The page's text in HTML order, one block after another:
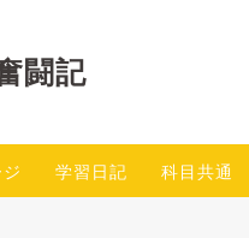
闘記
学習日記 科目共通